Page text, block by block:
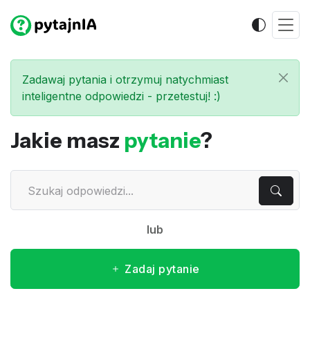
Zadawaj pytania i otrzymuj natychmiast
inteligentne odpowiedzi - przetestuj! :)
Jakie masz pytanie?
lub
Zadaj pytanie